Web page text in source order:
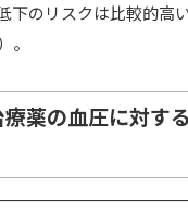
下のリスクは比較的高
。
薬の血圧に対す